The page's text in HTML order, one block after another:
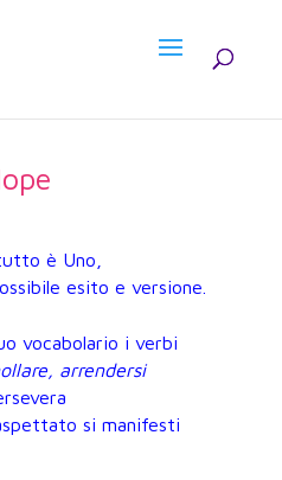
è Uno,
esito e versione.
vocabolario i verbi
arrendersi
si manifesti